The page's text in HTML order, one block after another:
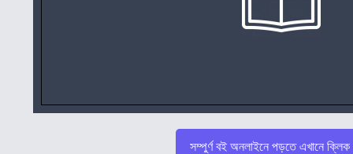
সম্পুর্ণ বই অনলাইনে পড়তে এখানে